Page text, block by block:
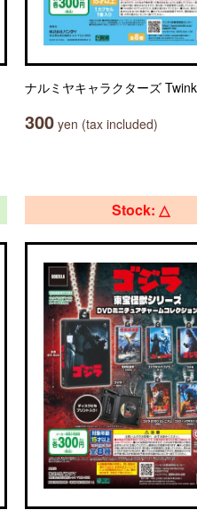
ナルミヤキャラクターズ
300 yen (tax included)
Stock: △